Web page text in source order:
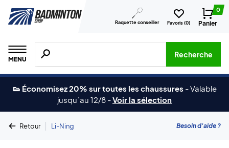
Raquette conseiller Favoris (0)
0
Panier
MENU
Recherche de produits, de marques, etc.
Recherche
👟 Économisez 20% sur toutes les chaussures -Valable
jusqu´au 12/8 -Voir la sélection
Retour | Li-Ning Besoin d'aide ?